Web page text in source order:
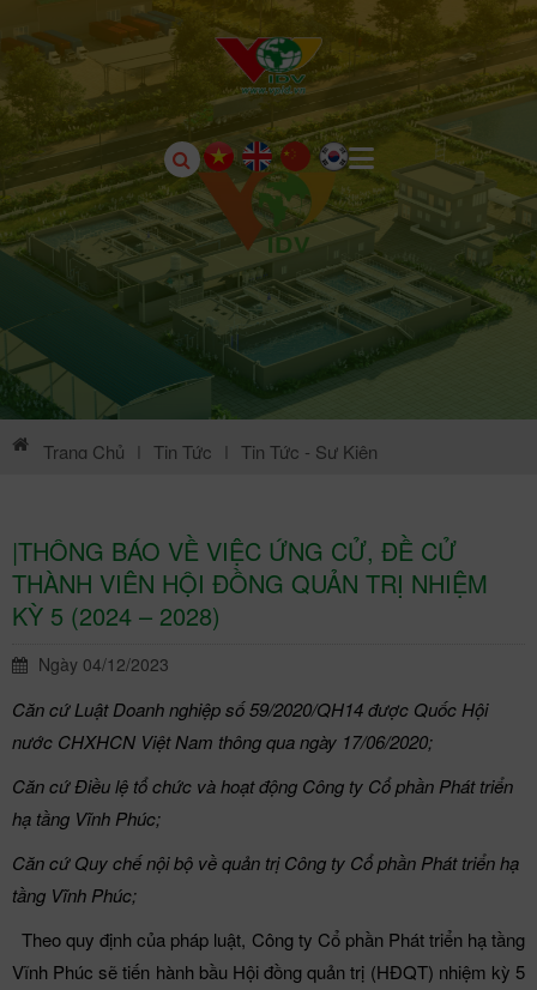
Trang Chủ | Tin Tức | Tin Tức - Sự Kiện
|THÔNG BÁO VỀ VIỆC ỨNG CỬ, ĐỀ CỬ
THÀNH VIÊN HỘI ĐỒNG QUẢN TRỊ NHIỆM
KỲ 5 (2024 – 2028)
Ngày 04/12/2023
Căn cứ Luật Doanh nghiệp số 59/2020/QH14 được Quốc Hội
nước CHXHCN Việt Nam thông qua ngày 17/06/2020;
Căn cứ Điều lệ tổ chức và hoạt động Công ty Cổ phần Phát triển
hạ tầng Vĩnh Phúc;
Căn cứ Quy chế nội bộ về quản trị Công ty Cổ phần Phát triển hạ
tầng Vĩnh Phúc;
Theo quy định của pháp luật, Công ty Cổ phần Phát triển hạ tầng
Vĩnh Phúc sẽ tiến hành bầu Hội đồng quản trị (HĐQT) nhiệm kỳ 5